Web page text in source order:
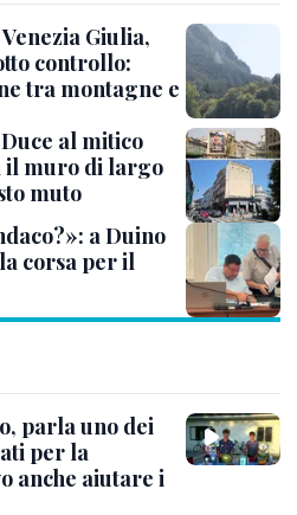
Giulia,
controllo:
tra montagne e
al mitico
il muro di largo
muto
a Duino
corsa per il
parla uno dei
per la
anche aiutare i